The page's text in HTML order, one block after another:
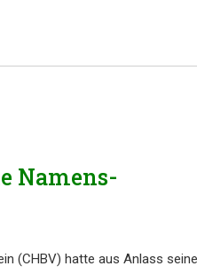
Namens­
(CHBV) hatte aus Anlass